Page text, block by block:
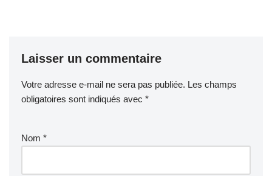
Laisser un commentaire
Votre adresse e-mail ne sera pas publiée. Les champs
obligatoires sont indiqués avec *
Nom *